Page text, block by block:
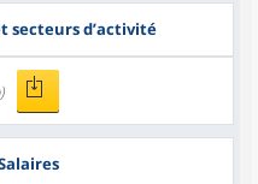
secteurs d’activité